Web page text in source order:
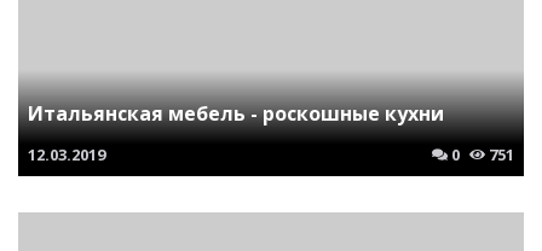
Итальянская мебель - роскошные кухни
12.03.2019 0 751